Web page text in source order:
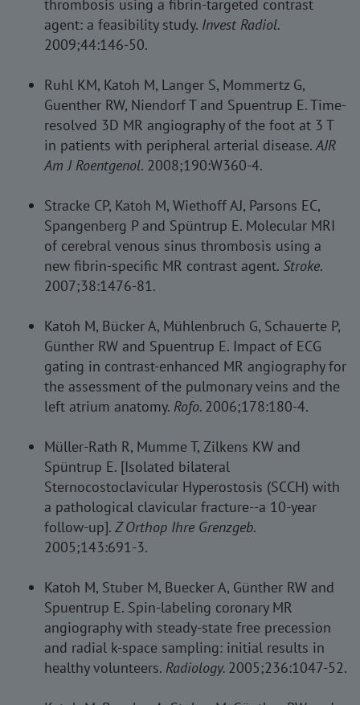
thrombosis using a fibrin-targeted contrast
agent: a feasibility study. Invest Radiol.
2009;44:146-50.
Ruhl KM, Katoh M, Langer S, Mommertz G,
Guenther RW, Niendorf T and Spuentrup E. Time-
resolved 3D MR angiography of the foot at 3 T
in patients with peripheral arterial disease.AJR
Am J Roentgenol. 2008;190:W360-4.
Stracke CP, Katoh M, Wiethoff AJ, Parsons EC,
Spangenberg P and Spüntrup E. Molecular MRI
of cerebral venous sinus thrombosis using a
new fibrin-specific MR contrast agent. Stroke.
2007;38:1476-81.
Katoh M, Bücker A, Mühlenbruch G, Schauerte P,
Günther RW and Spuentrup E. Impact of ECG
gating in contrast-enhanced MR angiography for
the assessment of the pulmonary veins and the
left atrium anatomy. Rofo. 2006;178:180-4.
Müller-Rath R, Mumme T, Zilkens KW and
Spüntrup E. [Isolated bilateral
Sternocostoclavicular Hyperostosis (SCCH) with
a pathological clavicular fracture--a 10-year
follow-up]. Z Orthop Ihre Grenzgeb.
2005;143:691-3.
Katoh M, Stuber M, Buecker A, Günther RW and
Spuentrup E. Spin-labeling coronary MR
angiography with steady-state free precession
and radial k-space sampling: initial results in
healthy volunteers. Radiology. 2005;236:1047-52.